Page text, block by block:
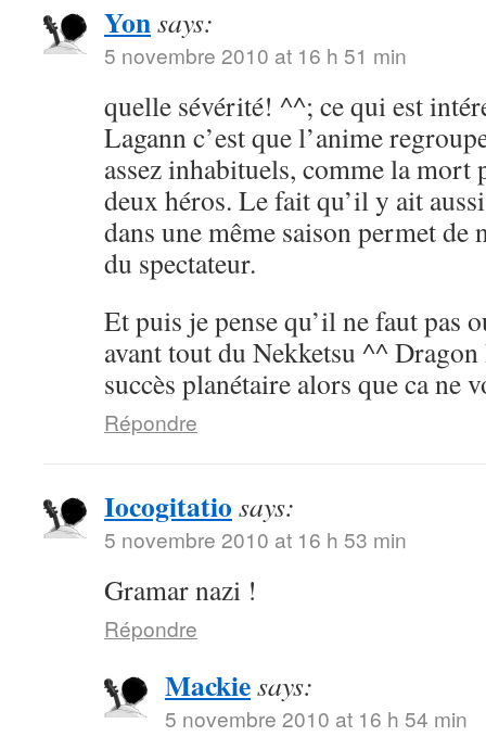
Yonsays:
5 novembre 2010 at 16 h 51 min
quelle sévérité! ^^; ce qui est
Lagann c’est que l’anime
assez inhabituels, comme la mort
deux héros. Le fait qu’il y ait
dans une même saison permet de
du spectateur.
Et puis je pense qu’il ne faut pas
avant tout du Nekketsu ^^
succès planétaire alors que ca ne
Répondre
Iocogitatio says:
5 novembre 2010 at 16 h 53 min
Gramar nazi !
Répondre
Mackiesays:
5 novembre 2010 at 16 h 54 min